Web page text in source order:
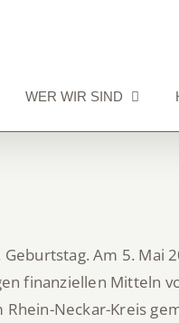
WER WIR SIND
Am 5. Mai
finanziellen Mitteln
Neckar-Kreis